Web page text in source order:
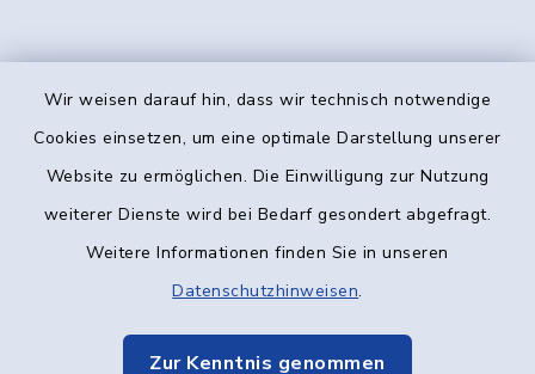
Wir weisen darauf hin, dass wir technisch notwendige
Cookies einsetzen, um eine optimale Darstellung unserer
Website zu ermöglichen. Die Einwilligung zur Nutzung
weiterer Dienste wird bei Bedarf gesondert abgefragt.
Weitere Informationen finden Sie in unseren
Datenschutzhinweisen.
Zur Kenntnis genommen
Kontakt
Datenschutz